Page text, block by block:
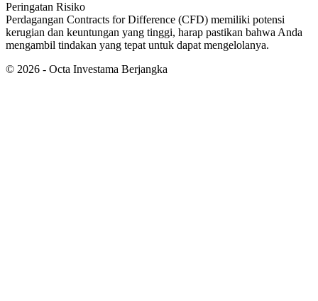
Peringatan Risiko
Perdagangan Contracts for Difference (CFD) memiliki potensi
kerugian dan keuntungan yang tinggi, harap pastikan bahwa Anda
mengambil tindakan yang tepat untuk dapat mengelolanya.
© 2026 - Octa Investama Berjangka